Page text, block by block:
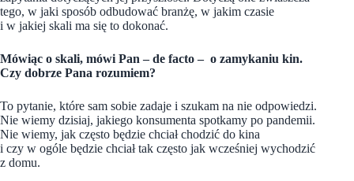
tego, w jaki sposób odbudować branżę, w jakim czasie
i w jakiej skali ma się to dokonać.
Mówiąc o skali, mówi Pan – de facto – o zamykaniu kin.
Czy dobrze Pana rozumiem?
To pytanie, które sam sobie zadaje i szukam na nie odpowiedzi.
Nie wiemy dzisiaj, jakiego konsumenta spotkamy po pandemii.
Nie wiemy, jak często będzie chciał chodzić do kina
i czy w ogóle będzie chciał tak często jak wcześniej wychodzić
z domu.